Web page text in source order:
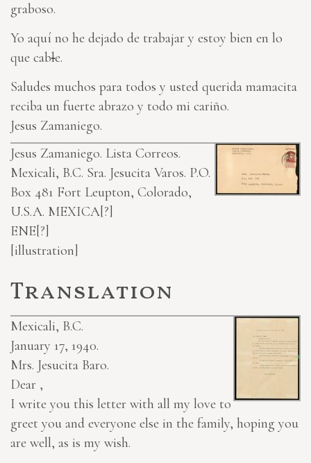
graboso.
Yo aquí no he dejado de trabajar y estoy bien en lo
que cable.
Saludes muchos para todos y usted querida mamacita
reciba un fuerte abrazo y todo mi cariño.
Jesus Zamaniego.
Jesus Zamaniego. Lista Correos.
Mexicali, B.C. Sra. Jesucita Varos. P.O.
Box 481 Fort Leupton, Colorado,
U.S.A. MEXICA[?]
ENE[?]
[illustration]
Translation
Mexicali, B.C.
January 17, 1940.
Mrs. Jesucita Baro.
Dear ,
I write you this letter with all my love to
greet you and everyone else in the family, hoping you
are well, as is my wish.